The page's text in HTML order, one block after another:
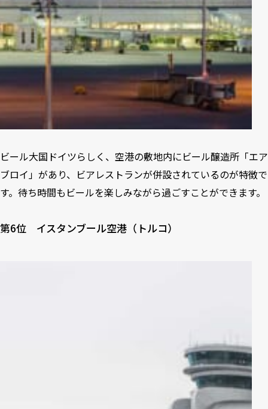
ビール大国ドイツらしく、空港の敷地内にビール醸造所「エア
ブロイ」があり、ビアレストランが併設されているのが特徴で
す。待ち時間もビールを楽しみながら過ごすことができます。
第6位 イスタンブール空港（トルコ）